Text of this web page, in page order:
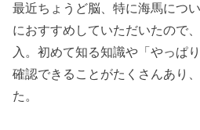
最近ちょうど脳、特に海馬につ
におすすめしていただいたので
入。初めて知る知識や「やっぱ
確認できることがたくさんあり
た。